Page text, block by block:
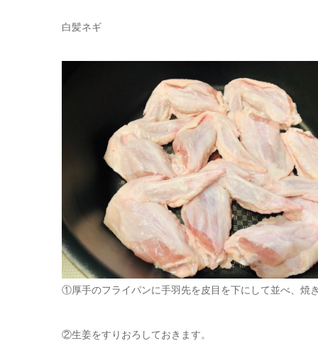
白髪ネギ
①厚手のフライパンに手羽先を皮目を下にして並べ、焼
②生姜をすりおろしておきます。